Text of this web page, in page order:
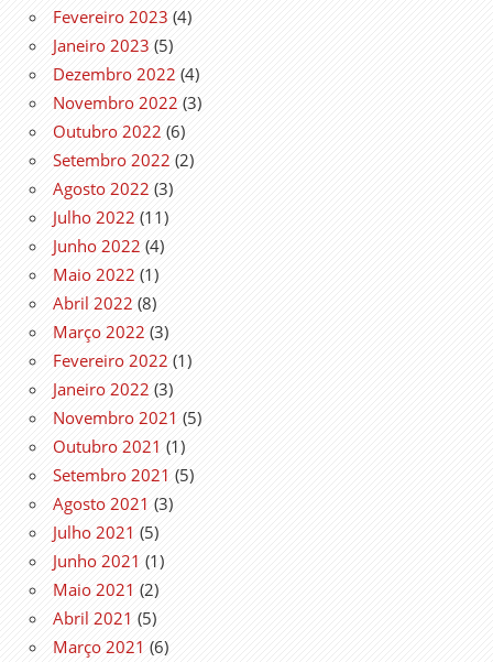
Fevereiro 2023 (4)
Janeiro 2023 (5)
Dezembro 2022 (4)
Novembro 2022 (3)
Outubro 2022 (6)
Setembro 2022 (2)
Agosto 2022 (3)
Julho 2022 (11)
Junho 2022 (4)
Maio 2022 (1)
Abril 2022 (8)
Março 2022 (3)
Fevereiro 2022 (1)
Janeiro 2022 (3)
Novembro 2021 (5)
Outubro 2021 (1)
Setembro 2021 (5)
Agosto 2021 (3)
Julho 2021 (5)
Junho 2021 (1)
Maio 2021 (2)
Abril 2021 (5)
Março 2021 (6)